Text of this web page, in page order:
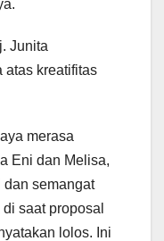
Junita
atas kreatifitas
merasa
Eni dan Melisa,
dan semangat
saat proposal
lolos. Ini